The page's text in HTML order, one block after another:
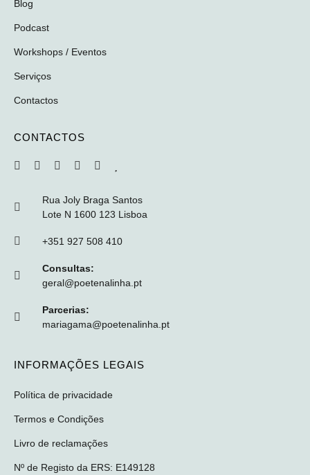
Blog
Podcast
Workshops / Eventos
Serviços
Contactos
CONTACTOS
Rua Joly Braga Santos
Lote N 1600 123 Lisboa
+351 927 508 410
Consultas:
geral@poetenalinha.pt
Parcerias:
mariagama@poetenalinha.pt
INFORMAÇÕES LEGAIS
Política de privacidade
Termos e Condições
Livro de reclamações
Nº de Registo da ERS: E149128